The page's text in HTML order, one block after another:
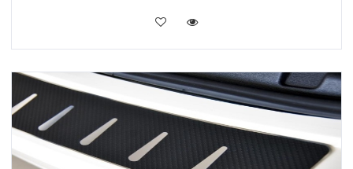
KOUPIT